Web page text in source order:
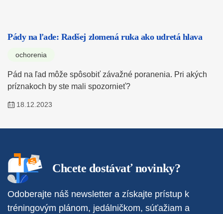
Pády na ľade: Radšej zlomená ruka ako udretá hlava
ochorenia
Pád na ľad môže spôsobiť závažné poranenia. Pri akých
príznakoch by ste mali spozornieť?
18.12.2023
Chcete dostávať novinky?
Odoberajte náš newsletter a získajte prístup k
tréningovým plánom, jedálničkom, súťažiam a